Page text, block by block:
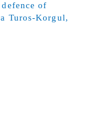
defence of
Turos-Korgul,